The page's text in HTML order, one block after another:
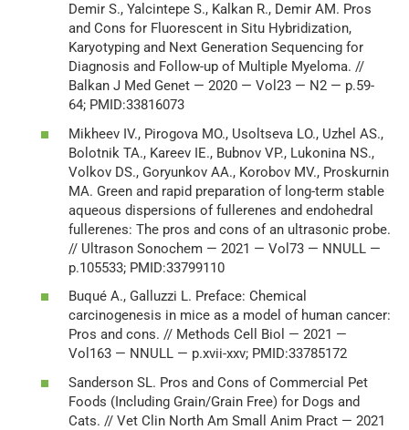
Demir S., Yalcintepe S., Kalkan R., Demir AM. Pros
and Cons for Fluorescent in Situ Hybridization,
Karyotyping and Next Generation Sequencing for
Diagnosis and Follow-up of Multiple Myeloma. //
Balkan J Med Genet — 2020 — Vol23 — N2 — p.59-
64; PMID:33816073
Mikheev IV., Pirogova MO., Usoltseva LO., Uzhel AS.,
Bolotnik TA., Kareev IE., Bubnov VP., Lukonina NS.,
Volkov DS., Goryunkov AA., Korobov MV., Proskurnin
MA. Green and rapid preparation of long-term stable
aqueous dispersions of fullerenes and endohedral
fullerenes: The pros and cons of an ultrasonic probe.
// Ultrason Sonochem — 2021 — Vol73 — NNULL —
p.105533; PMID:33799110
Buqué A., Galluzzi L. Preface: Chemical
carcinogenesis in mice as a model of human cancer:
Pros and cons. // Methods Cell Biol — 2021 —
Vol163 — NNULL — p.xvii-xxv; PMID:33785172
Sanderson SL. Pros and Cons of Commercial Pet
Foods (Including Grain/Grain Free) for Dogs and
Cats. // Vet Clin North Am Small Anim Pract — 2021